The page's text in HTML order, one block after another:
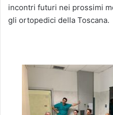
incontri futuri nei prossimi
gli ortopedici della Toscana.